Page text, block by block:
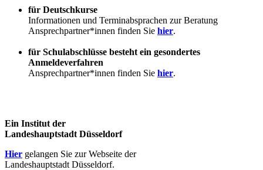
für Deutschkurse
Informationen und Terminabsprachen zur Beratung
Ansprechpartner*innen finden Sie hier.
für Schulabschlüsse besteht ein gesondertes
Anmeldeverfahren
Ansprechpartner*innen finden Sie hier.
Ein Institut der
Landeshauptstadt Düsseldorf
Hier gelangen Sie zur Webseite der
Landeshauptstadt Düsseldorf.